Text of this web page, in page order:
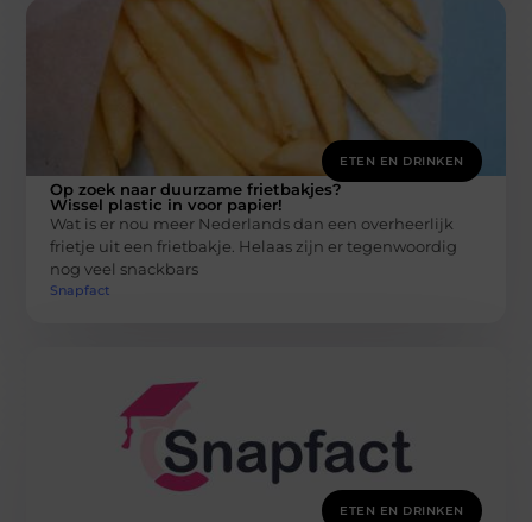
ETEN EN DRINKEN
Op zoek naar duurzame frietbakjes?
Wissel plastic in voor papier!
Wat is er nou meer Nederlands dan een overheerlijk
frietje uit een frietbakje. Helaas zijn er tegenwoordig
nog veel snackbars
Snapfact
ETEN EN DRINKEN